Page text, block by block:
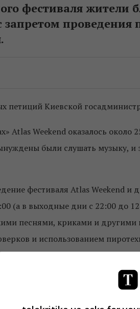
фестиваля жители
проведения
петиций Киевской
Atlas Weekend оказалось около
были слушать музыку, и
фестиваля Atlas Weekend и
(а в выходные дни с 22:00 до
песнями, криками и другими
и использованием
что до ее окончания
основная часть жителей